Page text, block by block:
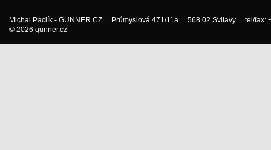
Michal Paclík - GUNNER.CZ Průmyslová 471/11a 568 02 Svitavy tel/
© 2026 gunner.cz